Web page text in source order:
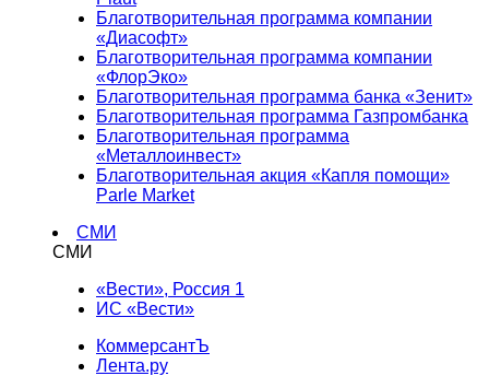
Благотворительная программа компании
«Диасофт»
Благотворительная программа компании
«ФлорЭко»
Благотворительная программа банка «Зенит»
Благотворительная программа Газпромбанка
Благотворительная программа
«Металлоинвест»
Благотворительная акция «Капля помощи»
Parle Market
СМИ
СМИ
«Вести», Россия 1
ИС «Вести»
КоммерсантЪ
Лента.ру